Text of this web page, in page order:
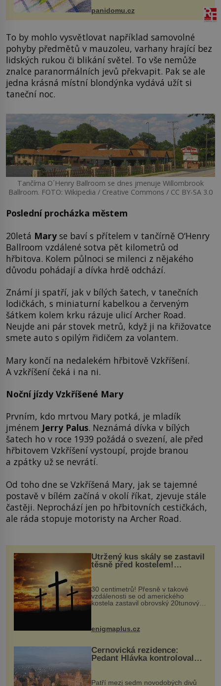
Obsahuje v malém množství ně...
panidomu.cz
To by mohlo vysvětlovat například samovolné
pohyby předmětů v mauzoleu, varhany hrající bez
lidských rukou či blikání světel. To vše nemůže
znalce paranormálních jevů překvapit. Pak se ale
jedna krásná místní blondýnka vydává užít si
taneční noc.
Tančírna O´Henry Ballroom se dnes jmenuje Willombrook
Ballroom. FOTO: Wikipedia / Creative Commons / CC BY-SA 3.0
Poslední procházka městem
20letá Maryse baví s přítelem v tančírně O‘Henry
Ballroom vzdálené sotva pět kilometrů od
hřbitova. Kolem půlnoci se milenci z nějakého
důvodu pohádají a dívka hrdě odchází.
Známí ji spatří, jak v bílých šatech, v tanečních
lodičkách, s miniaturní kabelkou a červeným
šátkem kolem krku rázuje ulicí Archer Road.
Neujde ani pár stovek metrů, když ji na křižovatce
smete auto s opilým řidičem za volantem.
Mary končí na nedalekém hřbitově Vzkříšení.
A vzkříšení čeká i na ni.
Noční jízdy Vzkříšené Mary
Prvním, kdo mrtvou Mary potká, je mladík
jménem Jerry Palus. Neznámá dívka v bílých
šatech ho v roce 1939 požádá o svezení, ale před
hřbitovem Vzkříšení vystoupí, projde branou
a zpátky už se nevrátí.
Od toho dne se Vzkříšená Mary, jak se tajemné
postavě v bílém začíná v okolí říkat, zjevuje stále
častěji. Neprochází jen po hřbitovních cestičkách,
ale ráda stopuje motoristy na Archer Road.
Utržený kus skály se zastavil
těsně před kostelem!
Ochránila ho boží síla?
30 centimetrů! Přesně v takové
vzdálenosti se od amerického
kostela zastavil obrovský 20tunový
...
enigmaplus.cz
Černovická rezidence:
Pedant Hlávka kontroloval
Patří mezi sedm novodobých divů